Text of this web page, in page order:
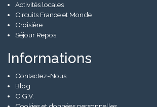
Activités locales
Circuits France et Monde
Croisière
Séjour Repos
Informations
Contactez-Nous
Blog
C.G.V.